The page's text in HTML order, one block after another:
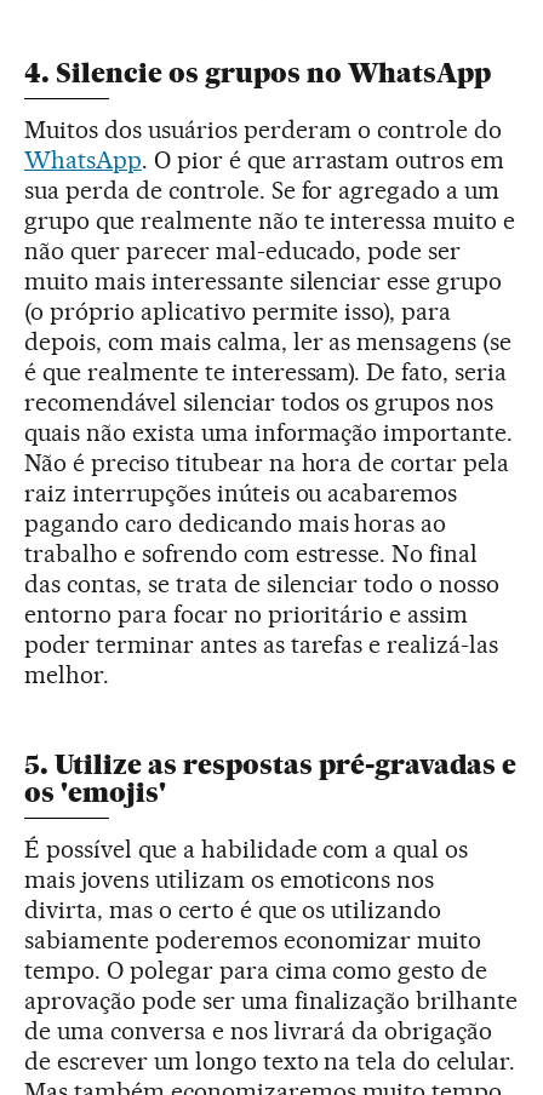
4. Silencie os grupos no WhatsApp
Muitos dos usuários perderam o controle do
WhatsApp. O pior é que arrastam outros em
sua perda de controle. Se for agregado a um
grupo que realmente não te interessa muito e
não quer parecer mal-educado, pode ser
muito mais interessante silenciar esse grupo
(o próprio aplicativo permite isso), para
depois, com mais calma, ler as mensagens (se
é que realmente te interessam). De fato, seria
recomendável silenciar todos os grupos nos
quais não exista uma informação importante.
Não é preciso titubear na hora de cortar pela
raiz interrupções inúteis ou acabaremos
pagando caro dedicando mais horas ao
trabalho e sofrendo com estresse. No final
das contas, se trata de silenciar todo o nosso
entorno para focar no prioritário e assim
poder terminar antes as tarefas e realizá-las
melhor.
5. Utilize as respostas pré-gravadas e
os 'emojis'
É possível que a habilidade com a qual os
mais jovens utilizam os emoticons nos
divirta, mas o certo é que os utilizando
sabiamente poderemos economizar muito
tempo. O polegar para cima como gesto de
aprovação pode ser uma finalização brilhante
de uma conversa e nos livrará da obrigação
de escrever um longo texto na tela do celular.